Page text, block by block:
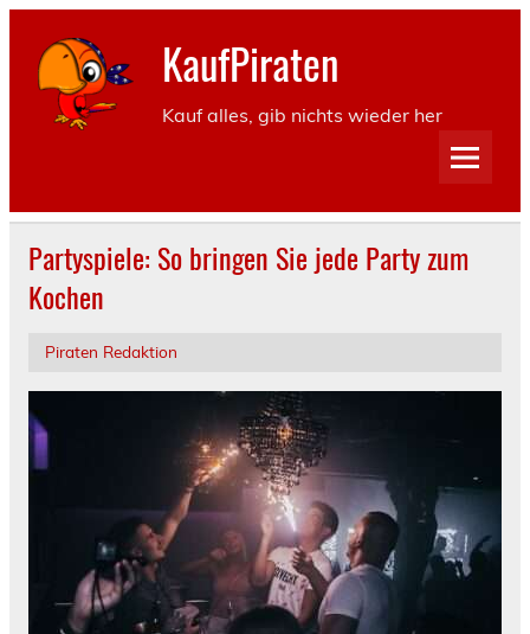
KaufPiraten
Kauf alles, gib nichts wieder her
Partyspiele: So bringen Sie jede Party zum
Kochen
Piraten Redaktion